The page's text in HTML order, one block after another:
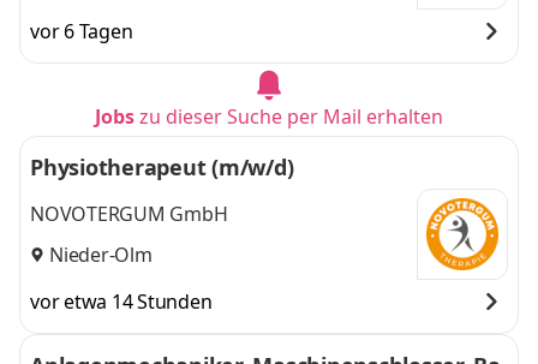
vor 6 Tagen
Jobszu dieser Suche per Mail erhalten
Physiotherapeut (m/w/d)
NOVOTERGUM GmbH
Nieder-Olm
vor etwa 14 Stunden